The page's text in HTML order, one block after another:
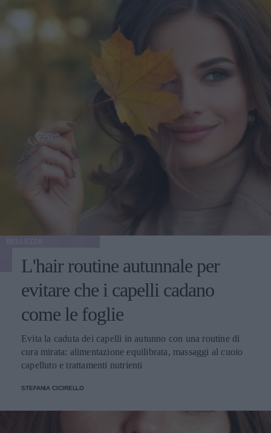
L'hair routine autunnale per
evitare che i capelli cadano
come le foglie
Evita la caduta dei capelli in autunno con una routine di
cura mirata: alimentazione equilibrata, massaggi al cuoio
capelluto e trattamenti nutrienti
STEFANIA CICIRELLO